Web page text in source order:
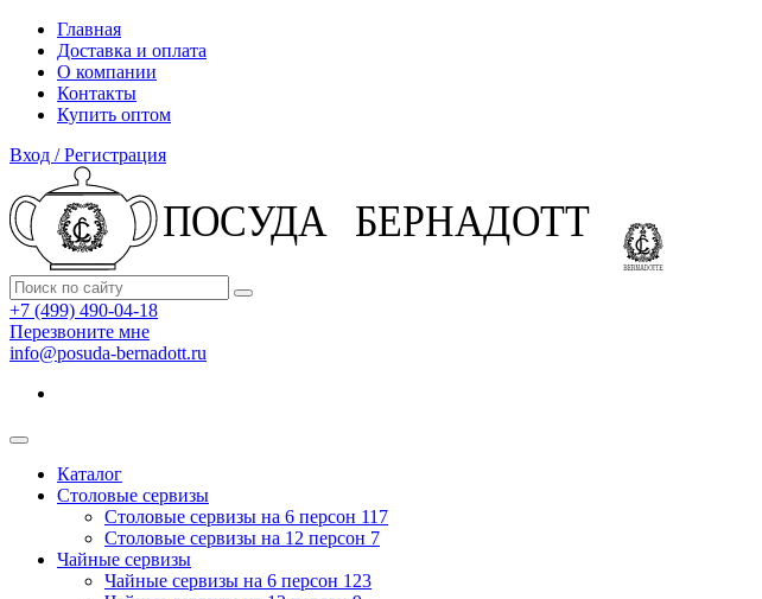
Главная
Доставка и оплата
О компании
Контакты
Купить оптом
Вход / Регистрация
+7 (499) 490-04-18
Перезвоните мне
info@posuda-bernadott.ru
Каталог
Столовые сервизы
Столовые сервизы на 6 персон 117
Столовые сервизы на 12 персон 7
Чайные сервизы
Чайные сервизы на 6 персон 123